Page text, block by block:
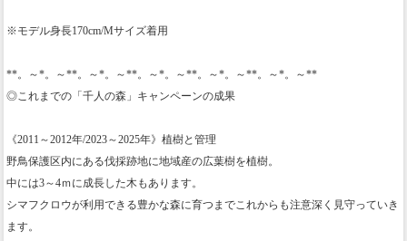
※モデル身長170cm/Mサイズ着用
**。～*。～**。～*。～**。～*。～**。～*。～**。～*。～**
◎これまでの「千人の森」キャンペーンの成果
《2011～2012年/2023～2025年》植樹と管理
野鳥保護区内にある伐採跡地に地域産の広葉樹を植樹。
中には3～4ｍに成長した木もあります。
シマフクロウが利用できる豊かな森に育つまでこれからも注意深く見守っていき
ます。